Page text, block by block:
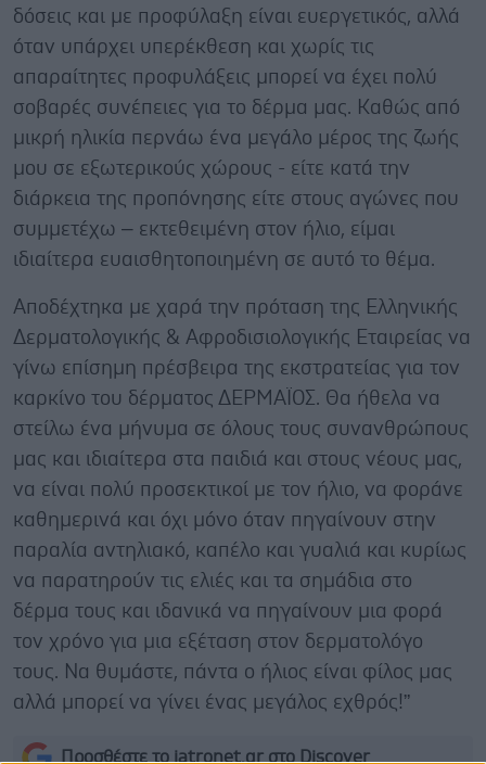
δόσεις και με προφύλαξη είναι ευεργετικός, αλλά
όταν υπάρχει υπερέκθεση και χωρίς τις
απαραίτητες προφυλάξεις μπορεί να έχει πολύ
σοβαρές συνέπειες για το δέρμα μας. Καθώς από
μικρή ηλικία περνάω ένα μεγάλο μέρος της ζωής
μου σε εξωτερικούς χώρους - είτε κατά την
διάρκεια της προπόνησης είτε στους αγώνες που
συμμετέχω – εκτεθειμένη στον ήλιο, είμαι
ιδιαίτερα ευαισθητοποιημένη σε αυτό το θέμα.
Αποδέχτηκα με χαρά την πρόταση της Ελληνικής
Δερματολογικής & Αφροδισιολογικής Εταιρείας να
γίνω επίσημη πρέσβειρα της εκστρατείας για τον
καρκίνο του δέρματος ΔΕΡΜΑΪΟΣ. Θα ήθελα να
στείλω ένα μήνυμα σε όλους τους συνανθρώπους
μας και ιδιαίτερα στα παιδιά και στους νέους μας,
να είναι πολύ προσεκτικοί με τον ήλιο, να φοράνε
καθημερινά και όχι μόνο όταν πηγαίνουν στην
παραλία αντηλιακό, καπέλο και γυαλιά και κυρίως
να παρατηρούν τις ελιές και τα σημάδια στο
δέρμα τους και ιδανικά να πηγαίνουν μια φορά
τον χρόνο για μια εξέταση στον δερματολόγο
τους. Να θυμάστε, πάντα ο ήλιος είναι φίλος μας
αλλά μπορεί να γίνει ένας μεγάλος εχθρός!”
Προσθέστε το iatronet.gr στο Discover